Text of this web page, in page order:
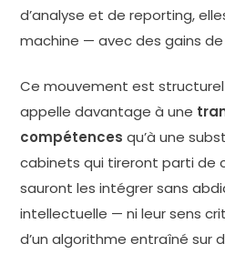
d’analyse et de reporting,
machine — avec des gains
Ce mouvement est structurel
appelle davantage à une
compétences qu’à une
cabinets qui tireront parti de
sauront les intégrer sans
intellectuelle — ni leur sens
d’un algorithme entraîné sur